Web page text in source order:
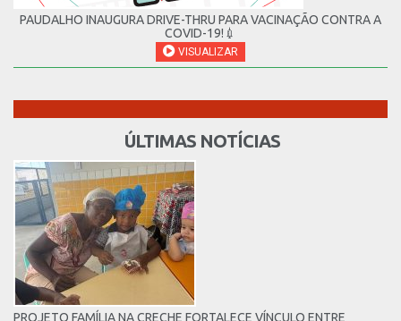
PAUDALHO INAUGURA DRIVE-THRU PARA VACINAÇÃO CONTRA A
COVID-19!💉
VISUALIZAR
ÚLTIMAS NOTÍCIAS
PROJETO FAMÍLIA NA CRECHE FORTALECE VÍNCULO ENTRE